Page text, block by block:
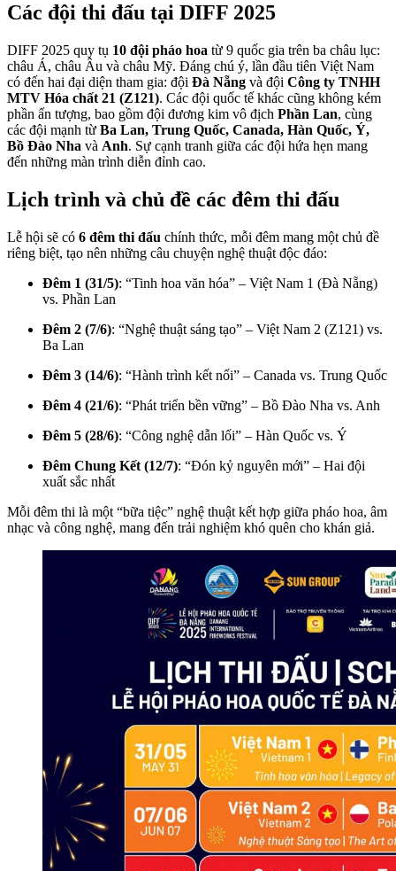
Các đội thi đấu tại DIFF 2025
DIFF 2025 quy tụ 10 đội pháo hoa từ 9 quốc gia trên ba châu lục:
châu Á, châu Âu và châu Mỹ. Đáng chú ý, lần đầu tiên Việt Nam
có đến hai đại diện tham gia: đội Đà Nẵng và đội Công ty TNHH
MTV Hóa chất 21 (Z121). Các đội quốc tế khác cũng không kém
phần ấn tượng, bao gồm đội đương kim vô địch Phần Lan, cùng
các đội mạnh từ Ba Lan, Trung Quốc, Canada, Hàn Quốc, Ý,
Bồ Đào Nha và Anh. Sự cạnh tranh giữa các đội hứa hẹn mang
đến những màn trình diễn đỉnh cao.
Lịch trình và chủ đề các đêm thi đấu
Lễ hội sẽ có 6 đêm thi đấu chính thức, mỗi đêm mang một chủ đề
riêng biệt, tạo nên những câu chuyện nghệ thuật độc đáo:
Đêm 1 (31/5): “Tinh hoa văn hóa” – Việt Nam 1 (Đà Nẵng)
vs. Phần Lan
Đêm 2 (7/6): “Nghệ thuật sáng tạo” – Việt Nam 2 (Z121) vs.
Ba Lan
Đêm 3 (14/6): “Hành trình kết nối” – Canada vs. Trung Quốc
Đêm 4 (21/6): “Phát triển bền vững” – Bồ Đào Nha vs. Anh
Đêm 5 (28/6): “Công nghệ dẫn lối” – Hàn Quốc vs. Ý
Đêm Chung Kết (12/7): “Đón kỷ nguyên mới” – Hai đội
xuất sắc nhất
Mỗi đêm thi là một “bữa tiệc” nghệ thuật kết hợp giữa pháo hoa, âm
nhạc và công nghệ, mang đến trải nghiệm khó quên cho khán giả.